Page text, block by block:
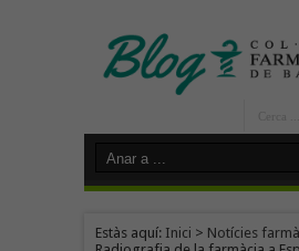
Estàs aquí: Inici > Notícies